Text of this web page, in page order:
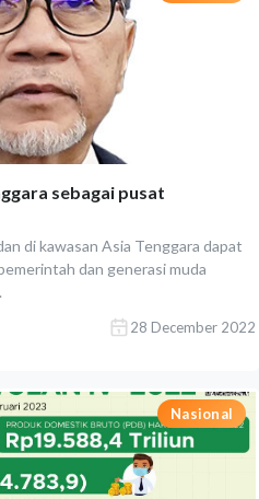
sebagai pusat
di kawasan Asia Tenggara dapat
dan generasi muda
28 December 2022
Nasional